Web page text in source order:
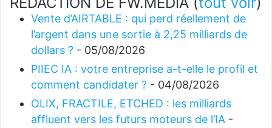
Vente d’AIRTABLE : qui perd réellement de
l’argent dans une sortie à 2,25 milliards de
dollars ? - 05/08/2026
PIIEC IA : votre entreprise a-t-elle le profil et
comment candidater ? - 04/08/2026
OLIX, FRACTILE, ETCHED : les milliards
affluent vers les futurs moteurs de l’IA -